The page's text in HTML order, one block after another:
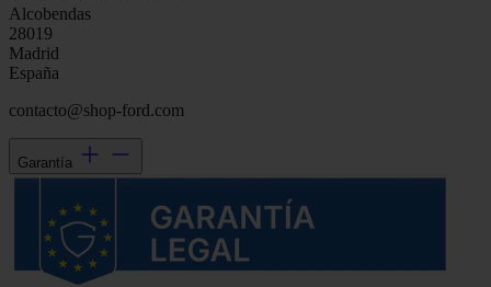
Alcobendas
28019
Madrid
España
contacto@shop-ford.com
Garantía